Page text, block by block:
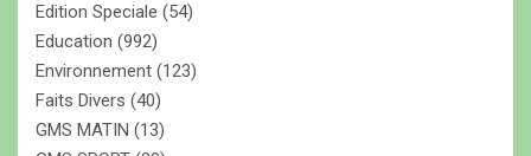
Edition Speciale (54)
Education (992)
Environnement (123)
Faits Divers (40)
GMS MATIN (13)